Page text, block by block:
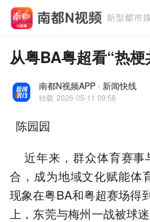
从粤BA粤超看“热
南都N视频APP · 新闻快线
转载 2026-05-11 09:58
陈园园
近年来，群众体育赛事
合，成为地域文化赋能体
现象在粤BA和粤超赛场得
上，东莞与梅州一战被球